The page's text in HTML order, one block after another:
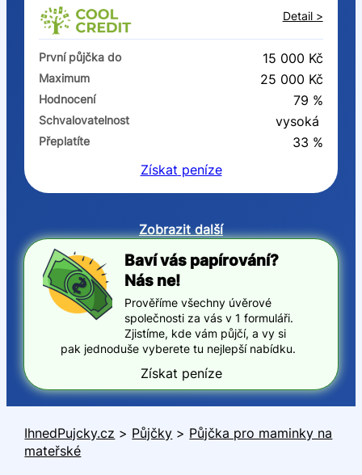
Detail >
První půjčka do 15 000 Kč
Maximum 25 000 Kč
Hodnocení 79 %
Schvalovatelnost vysoká
Přeplatíte
33 %
Získat peníze
Zobrazit další
Baví vás papírování?
Nás ne!
Prověříme všechny úvěrové
společnosti za vás v 1 formuláři.
Zjistíme, kde vám půjčí, a vy si
pak jednoduše vyberete tu nejlepší nabídku.
Získat peníze
IhnedPujcky.cz > Půjčky > Půjčka pro maminky na
mateřské